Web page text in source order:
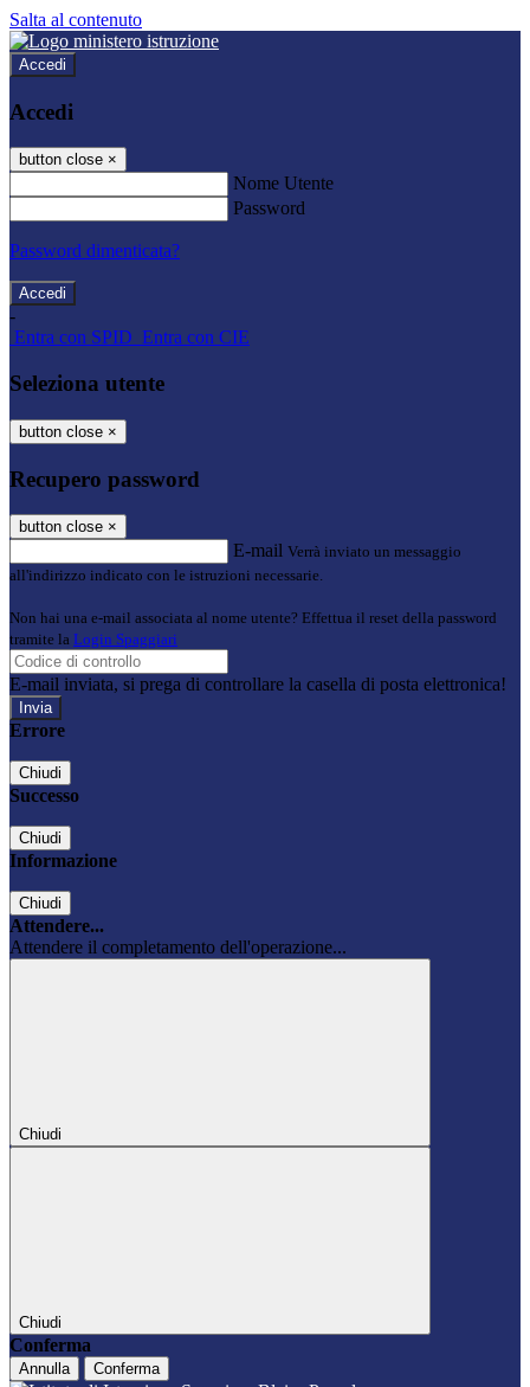
Salta al contenuto
Accedi
Accedi
button close ×
Nome Utente
Password
Password dimenticata?
-
Entra con SPID Entra con CIE
Seleziona utente
button close ×
Recupero password
button close ×
E-mail Verrà inviato un messaggio
all'indirizzo indicato con le istruzioni necessarie.
Non hai una e-mail associata al nome utente? Effettua il reset della password
tramite la Login Spaggiari
E-mail inviata, si prega di controllare la casella di posta elettronica!
Errore
Chiudi
Successo
Chiudi
Informazione
Chiudi
Attendere...
Attendere il completamento dell'operazione...
Chiudi
Chiudi
Conferma
Annulla Conferma